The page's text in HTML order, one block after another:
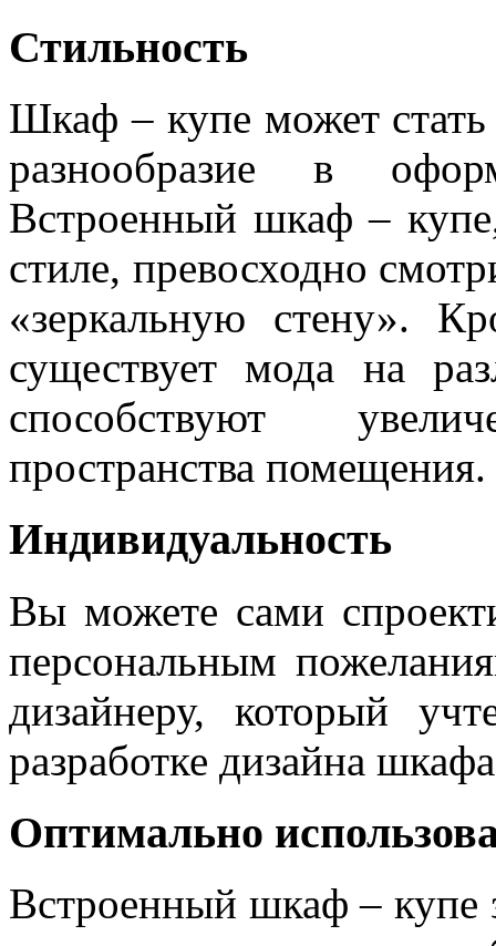
Стильность
Шкаф – купе может
разнообразие в
Встроенный шкаф –
стиле, превосходно
«зеркальную стену».
существует мода на
способствуют
пространства помещения.
Индивидуальность
Вы можете сами
персональным
дизайнеру, который
разработке дизайна
Оптимально
Встроенный шкаф – купе